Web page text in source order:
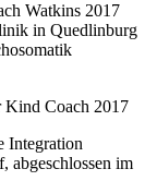
Watkins 2017
in Quedlinburg
Kind Coach 2017
Integration
abgeschlossen im